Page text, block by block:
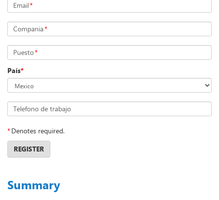
Email*
Compania*
Puesto*
País*
Telefono de trabajo
*Denotes required.
REGISTER
Summary